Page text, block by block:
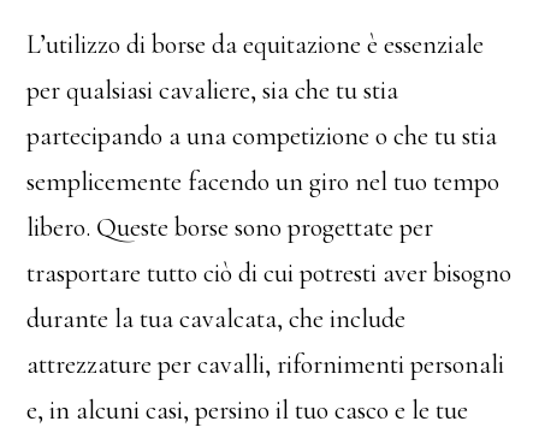
L’utilizzo di borse da equitazione è essenziale
per qualsiasi cavaliere, sia che tu stia
partecipando a una competizione o che tu stia
semplicemente facendo un giro nel tuo tempo
libero. Queste borse sono progettate per
trasportare tutto ciò di cui potresti aver bisogno
durante la tua cavalcata, che include
attrezzature per cavalli, rifornimenti personali
e, in alcuni casi, persino il tuo casco e le tue